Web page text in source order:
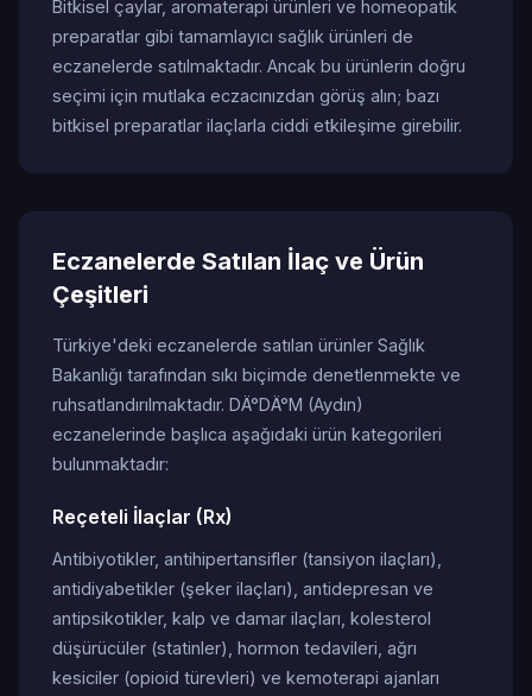
Bitkisel çaylar, aromaterapi ürünleri ve homeopatik
preparatlar gibi tamamlayıcı sağlık ürünleri de
eczanelerde satılmaktadır. Ancak bu ürünlerin doğru
seçimi için mutlaka eczacınızdan görüş alın; bazı
bitkisel preparatlar ilaçlarla ciddi etkileşime girebilir.
Eczanelerde Satılan İlaç ve Ürün
Çeşitleri
Türkiye'deki eczanelerde satılan ürünler Sağlık
Bakanlığı tarafından sıkı biçimde denetlenmekte ve
ruhsatlandırılmaktadır. DÄ°DÄ°M (Aydın)
eczanelerinde başlıca aşağıdaki ürün kategorileri
bulunmaktadır:
Reçeteli İlaçlar (Rx)
Antibiyotikler, antihipertansifler (tansiyon ilaçları),
antidiyabetikler (şeker ilaçları), antidepresan ve
antipsikotikler, kalp ve damar ilaçları, kolesterol
düşürücüler (statinler), hormon tedavileri, ağrı
kesiciler (opioid türevleri) ve kemoterapi ajanları